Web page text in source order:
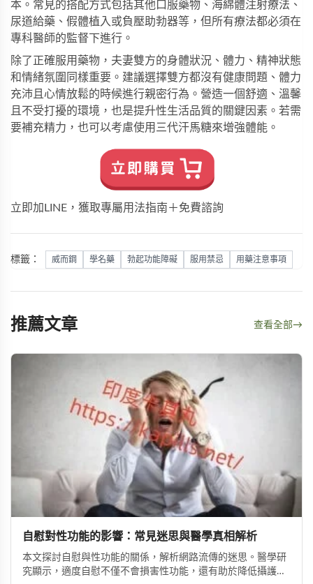
本。常見的搭配方式包括其他口服藥物、海綿體注射療法、
尿道給藥、假體植入或負壓助勃器等，但所有療法都必須在
專科醫師的監督下進行。
除了正確服用藥物，夫妻雙方的身體狀況、體力、精神狀態
和情緒氛圍同樣重要。建議選擇雙方都沒有健康問題、體力
充沛且心情放鬆的時候進行親密行為。營造一個舒適、溫馨
且不受打擾的環境，也是提升性生活品質的關鍵因素。若需
要補充精力，也可以考慮使用 三代汗馬糖來增強體能。
立即加LINE，獲取專屬用法指南＋免費諮詢
標籤： 威而鋼 學名藥 勃起功能障礙 服用禁忌 用藥注意事項
推薦文章 查看全部→
自慰對性功能的影響：常見迷思與醫學真相解析
本文探討自慰與性功能的關係，解析網路流傳的迷思。醫學研
究顯示，適度自慰不僅不會損害性功能，還有助於降低攝護腺